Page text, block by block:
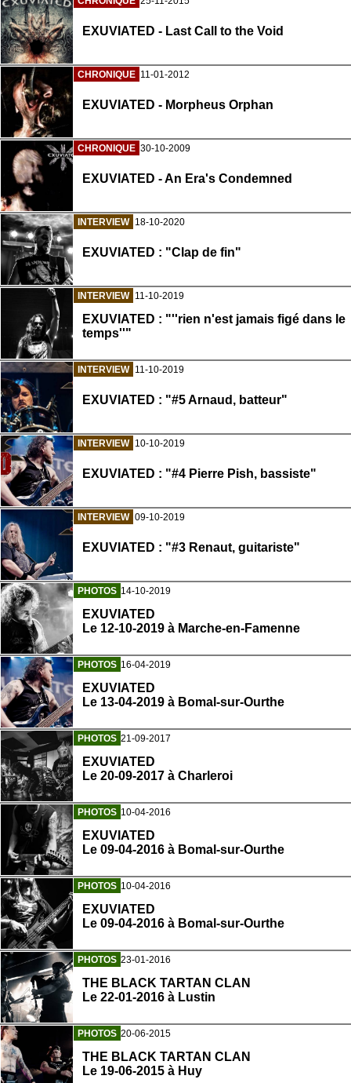
EXUVIATED - Last Call to the Void
CHRONIQUE 11-01-2012
EXUVIATED - Morpheus Orphan
CHRONIQUE 30-10-2009
EXUVIATED - An Era's Condemned
INTERVIEW 18-10-2020
EXUVIATED : "Clap de fin"
INTERVIEW 11-10-2019
EXUVIATED : "''rien n'est jamais figé dans le
temps''"
INTERVIEW 11-10-2019
EXUVIATED : "#5 Arnaud, batteur"
INTERVIEW 10-10-2019
EXUVIATED : "#4 Pierre Pish, bassiste"
INTERVIEW 09-10-2019
EXUVIATED : "#3 Renaut, guitariste"
PHOTOS 14-10-2019
EXUVIATED
Le 12-10-2019 à Marche-en-Famenne
PHOTOS 16-04-2019
EXUVIATED
Le 13-04-2019 à Bomal-sur-Ourthe
PHOTOS 21-09-2017
EXUVIATED
Le 20-09-2017 à Charleroi
PHOTOS 10-04-2016
EXUVIATED
Le 09-04-2016 à Bomal-sur-Ourthe
PHOTOS 10-04-2016
EXUVIATED
Le 09-04-2016 à Bomal-sur-Ourthe
PHOTOS 23-01-2016
THE BLACK TARTAN CLAN
Le 22-01-2016 à Lustin
PHOTOS 20-06-2015
THE BLACK TARTAN CLAN
Le 19-06-2015 à Huy